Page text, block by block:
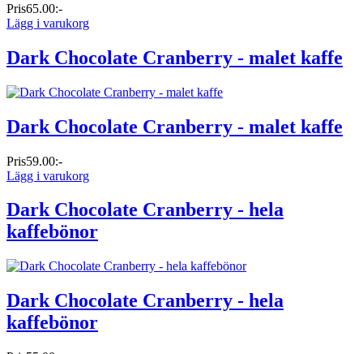
Pris65.00:-
Lägg i varukorg
Dark Chocolate Cranberry - malet kaffe
Dark Chocolate Cranberry - malet kaffe
Pris59.00:-
Lägg i varukorg
Dark Chocolate Cranberry - hela
kaffebönor
Dark Chocolate Cranberry - hela
kaffebönor